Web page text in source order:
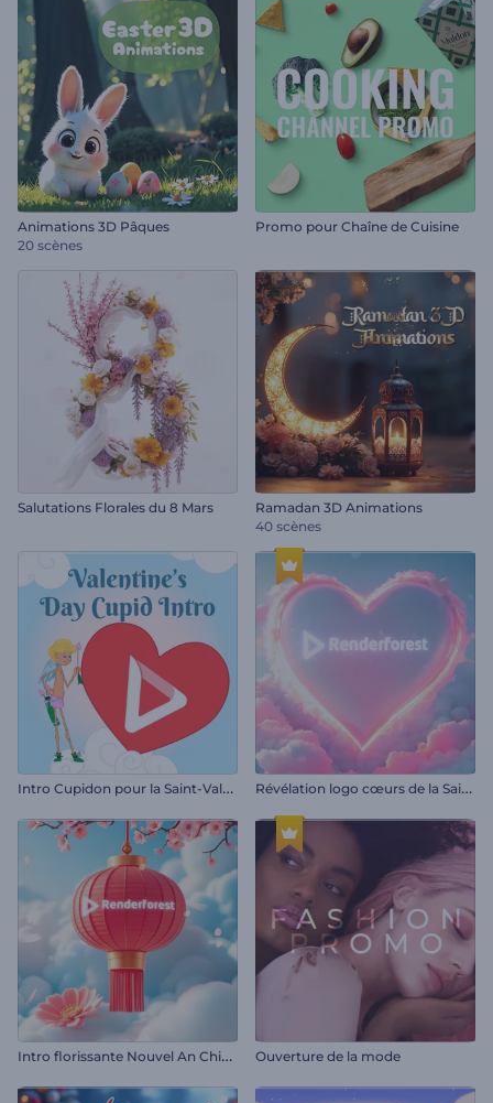
Animations 3D Pâques
20 scènes
Promo pour Chaîne de Cuisine
Salutations Florales du 8 Mars
Ramadan 3D Animations
40 scènes
I
ntro Cupidon pour la Saint-Valentin R
évélation logo cœurs de la Saint-Valentin
I
ntro florissante Nouvel An Chinois Ouverture de la mode